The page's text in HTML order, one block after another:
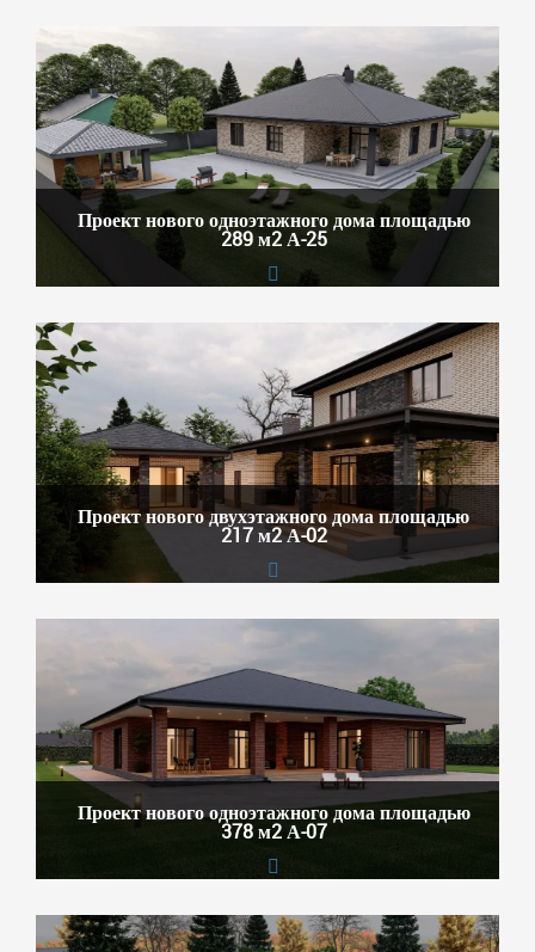
Проект нового одноэтажного дома площадью
289 м2 А-25
Проект нового двухэтажного дома площадью
217 м2 А-02
Проект нового одноэтажного дома площадью
378 м2 А-07